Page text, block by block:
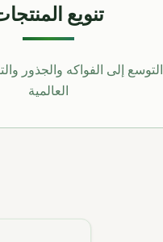
تنويع
التوسع إلى الفواكه والجذور
العالمية